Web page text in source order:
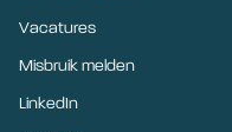
Vacatures
Misbruik melden
LinkedIn